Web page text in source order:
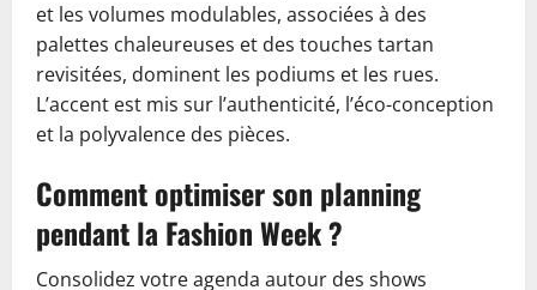
et les volumes modulables, associées à des
palettes chaleureuses et des touches tartan
revisitées, dominent les podiums et les rues.
L’accent est mis sur l’authenticité, l’éco-conception
et la polyvalence des pièces.
Comment optimiser son planning
pendant la Fashion Week ?
Consolidez votre agenda autour des shows